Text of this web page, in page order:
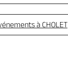
à CHOLET